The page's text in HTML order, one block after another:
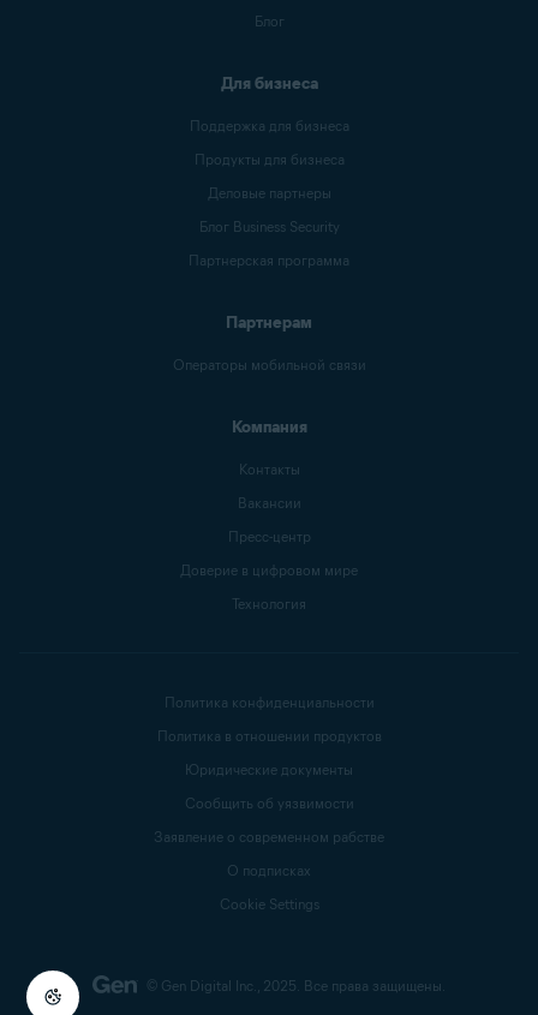
Блог
Для бизнеса
Поддержка для бизнеса
Продукты для бизнеса
Деловые партнеры
Блог Business Security
Партнерская программа
Партнерам
Операторы мобильной связи
Компания
Контакты
Вакансии
Пресс-центр
Доверие в цифровом мире
Технология
© Gen Digital Inc., 2025. Все права защищены.
Политика конфиденциальности
Политика в отношении продуктов
Юридические документы
Сообщить об уязвимости
Заявление о современном рабстве
О подписках
Cookie Settings